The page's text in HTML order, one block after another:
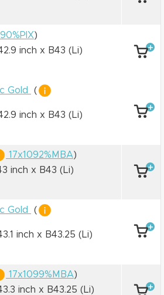
)
inch x B43 (Li)
Gold
(
inch x B43 (Li)
17x1092%MBA)
inch x B43 (Li)
Gold
(
inch x B43.25 (Li)
17x1099%MBA)
inch x B43.25 (Li)